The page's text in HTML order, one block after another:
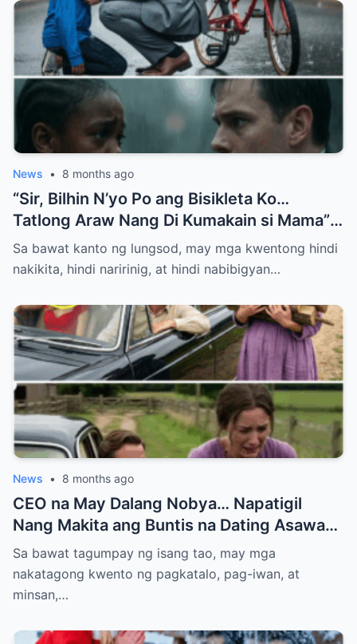
News • 8 months ago
“Sir, Bilhin N’yo Po ang Bisikleta Ko…
Tatlong Araw Nang Di Kumakain si Mama”
— Hanggang Sa May Natuklasan ang Isang
Bilyonaryo
Sa bawat kanto ng lungsod, may mga kwentong hindi
nakikita, hindi naririnig, at hindi nabibigyan…
News • 8 months ago
CEO na May Dalang Nobya… Napatigil
Nang Makita ang Buntis na Dating Asawa—
At ang Lihim na Magpapabagsak sa Kanya
Sa bawat tagumpay ng isang tao, may mga
nakatagong kwento ng pagkatalo, pag-iwan, at
minsan,…